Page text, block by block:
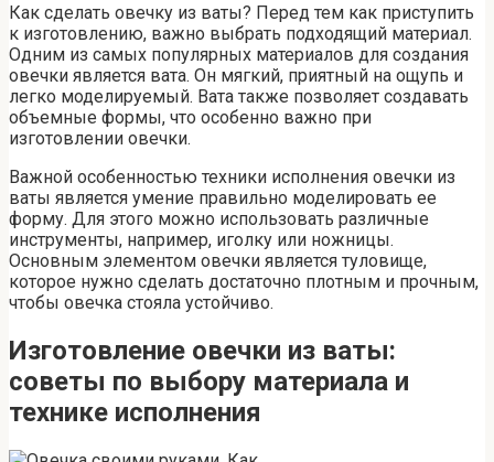
Как сделать овечку из ваты? Перед тем как приступить
к изготовлению, важно выбрать подходящий материал.
Одним из самых популярных материалов для создания
овечки является вата. Он мягкий, приятный на ощупь и
легко моделируемый. Вата также позволяет создавать
объемные формы, что особенно важно при
изготовлении овечки.
Важной особенностью техники исполнения овечки из
ваты является умение правильно моделировать ее
форму. Для этого можно использовать различные
инструменты, например, иголку или ножницы.
Основным элементом овечки является туловище,
которое нужно сделать достаточно плотным и прочным,
чтобы овечка стояла устойчиво.
Изготовление овечки из ваты:
советы по выбору материала и
технике исполнения